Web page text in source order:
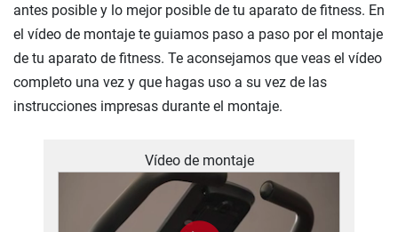
antes posible y lo mejor posible de tu aparato de fitness. En
el vídeo de montaje te guiamos paso a paso por el montaje
de tu aparato de fitness. Te aconsejamos que veas el vídeo
completo una vez y que hagas uso a su vez de las
instrucciones impresas durante el montaje.
Vídeo de montaje